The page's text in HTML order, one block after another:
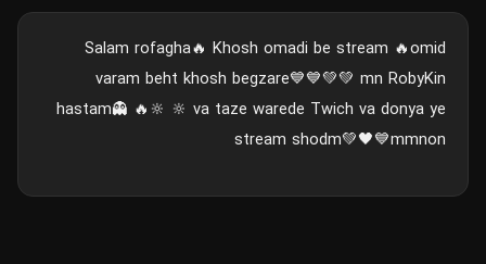
Salam rofagha🔥 Khosh omadi be stream 🔥omid
varam beht khosh begzare💙💙💚💚 mn RobyKin
hastam👻 🔥🔆 🔆 va taze warede Twich va donya ye
stream shodm💚🖤💙mmnon